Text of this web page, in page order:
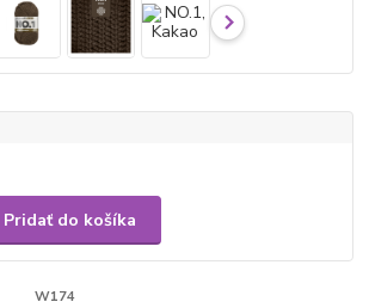
Pridať do košíka
W174